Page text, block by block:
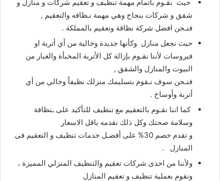
حيث نقـوم باتمام مهمة تنظيف و تعقيم شركات و منازل و
شقق و شركات بنجاح وهي مهمة نـظافه والتعقيم ,
فنـحن افضل شركة نظافة وتعقيم بالمملكة .
حيث نجعل منازل وكأنها جديدة وخالية من أي أتربة او
فيروسات لأننا نقـوم بإزالة كل الأتربة المخبأة والغبار من
البيوت والمنازل والشقق ,
فنـحن سوف نـقوم بتسليمك منزلك نظيفاً وخالي من أي
أتربة وأوساخ .
كما اننا نقـوم بالتعقيم مع تنظيف للتأكيد على ـنظافة
وسلامة صحتك وكل ذلك نقدمه باقل الاسعار
و تقدم خصم 30% على أفضـل خدمات تنظيف و التعقيم فى
المنازل .
ولأننا من احدى شركات تعقيم والتنظيف المنزلي المميزة ،
ونقوم بعملية تنظيف و تعقيم المنازل